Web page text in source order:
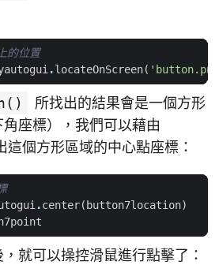
的位置
.locateOnScreen(
所找出的結果會是一個方形
座標），我們可以藉由
這個方形區域的中心點座標：
.center( button7location)
就可以操控滑鼠進行點擊了：